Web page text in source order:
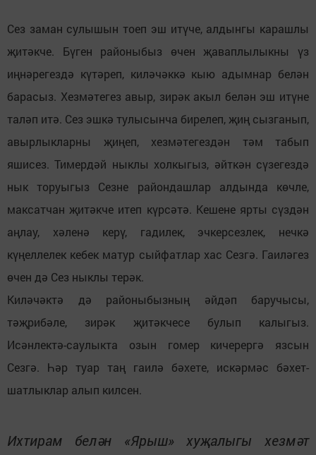
Сез заман сулышын тоеп эш итүче, алдынгы карашлы
җитәкче. Бүген районыбыз өчен җаваплылыкны үз
иңнәрегездә күтәреп, киләчәккә кыю адымнар белән
барасыз. Хезмәтегез авыр, зирәк акыл белән эш итүне
таләп итә. Сез эшкә тулысынча бирелеп, җиң сызганып,
авырлыкларны җиңеп, хезмәтегездән тәм табып
яшисез. Тимердәй ныклы холкыгыз, әйткән сүзегездә
нык торуыгыз Сезне райондашлар алдында көчле,
максатчан җитәкче итеп күрсәтә. Кешене ярты сүздән
аңлау, хәленә керү, гадилек, эчкерсезлек, нечкә
күңеллелек кебек матур сыйфатлар хас Сезгә. Гаиләгез
өчен дә Сез ныклы терәк.
Киләчәктә дә районыбызның әйдәп баручысы,
тәҗрибәле, зирәк җитәкчесе булып калыгыз.
Исәнлектә-саулыкта озын гомер кичерергә язсын
Сезгә. Һәр туар таң гаилә бәхете, искәрмәс бәхет-
шатлыклар алып килсен.
Ихтирам белән «Ярыш» хуҗалыгы хезмәт